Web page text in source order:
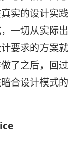
实的设计实践
一切从实际出
要求的方案就
了之后，回过
合设计模式的